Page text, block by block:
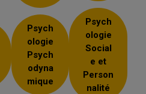
Psych
ologie
Psych
odyna
mique
Psych
ologie
Social
e et
Person
nalité